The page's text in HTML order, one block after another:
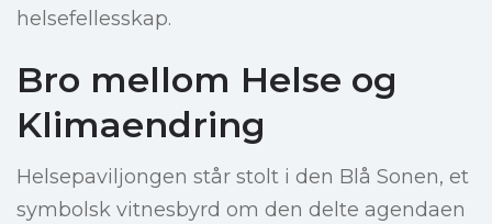
helsefellesskap.
Bro mellom Helse og
Klimaendring
Helsepaviljongen står stolt i den Blå Sonen, et
symbolsk vitnesbyrd om den delte agendaen